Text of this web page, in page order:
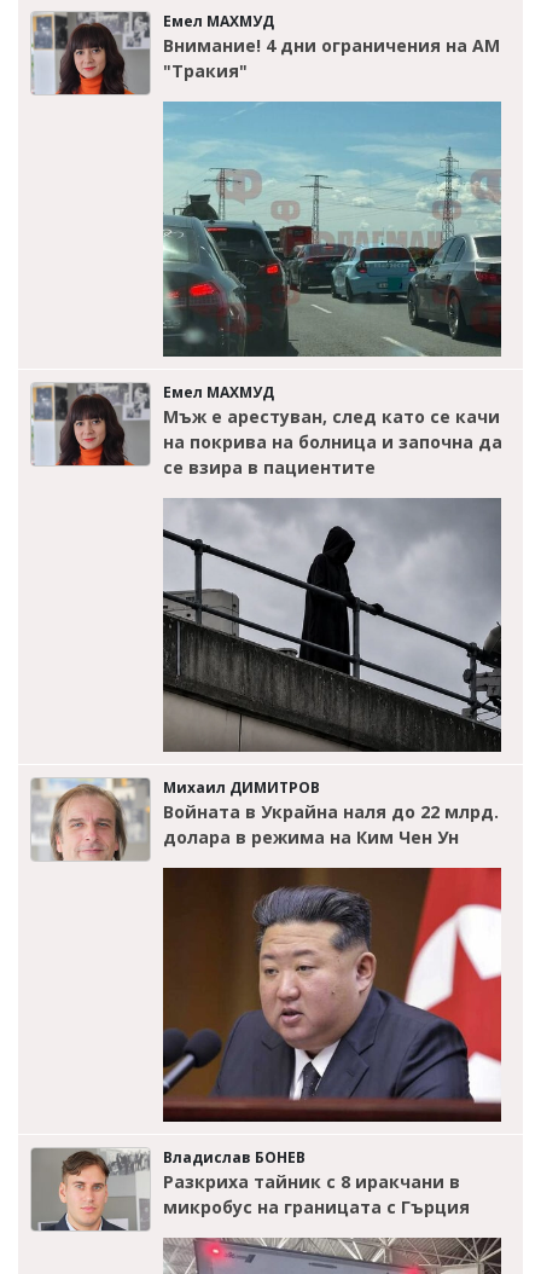
Емел МАХМУД
Внимание! 4 дни ограничения на АМ
"Тракия"
Емел МАХМУД
Мъж е арестуван, след като се качи
на покрива на болница и започна да
се взира в пациентите
Михаил ДИМИТРОВ
Войната в Украйна наля до 22 млрд.
долара в режима на Ким Чен Ун
Владислав БОНЕВ
Разкриха тайник с 8 иракчани в
микробус на границата с Гърция